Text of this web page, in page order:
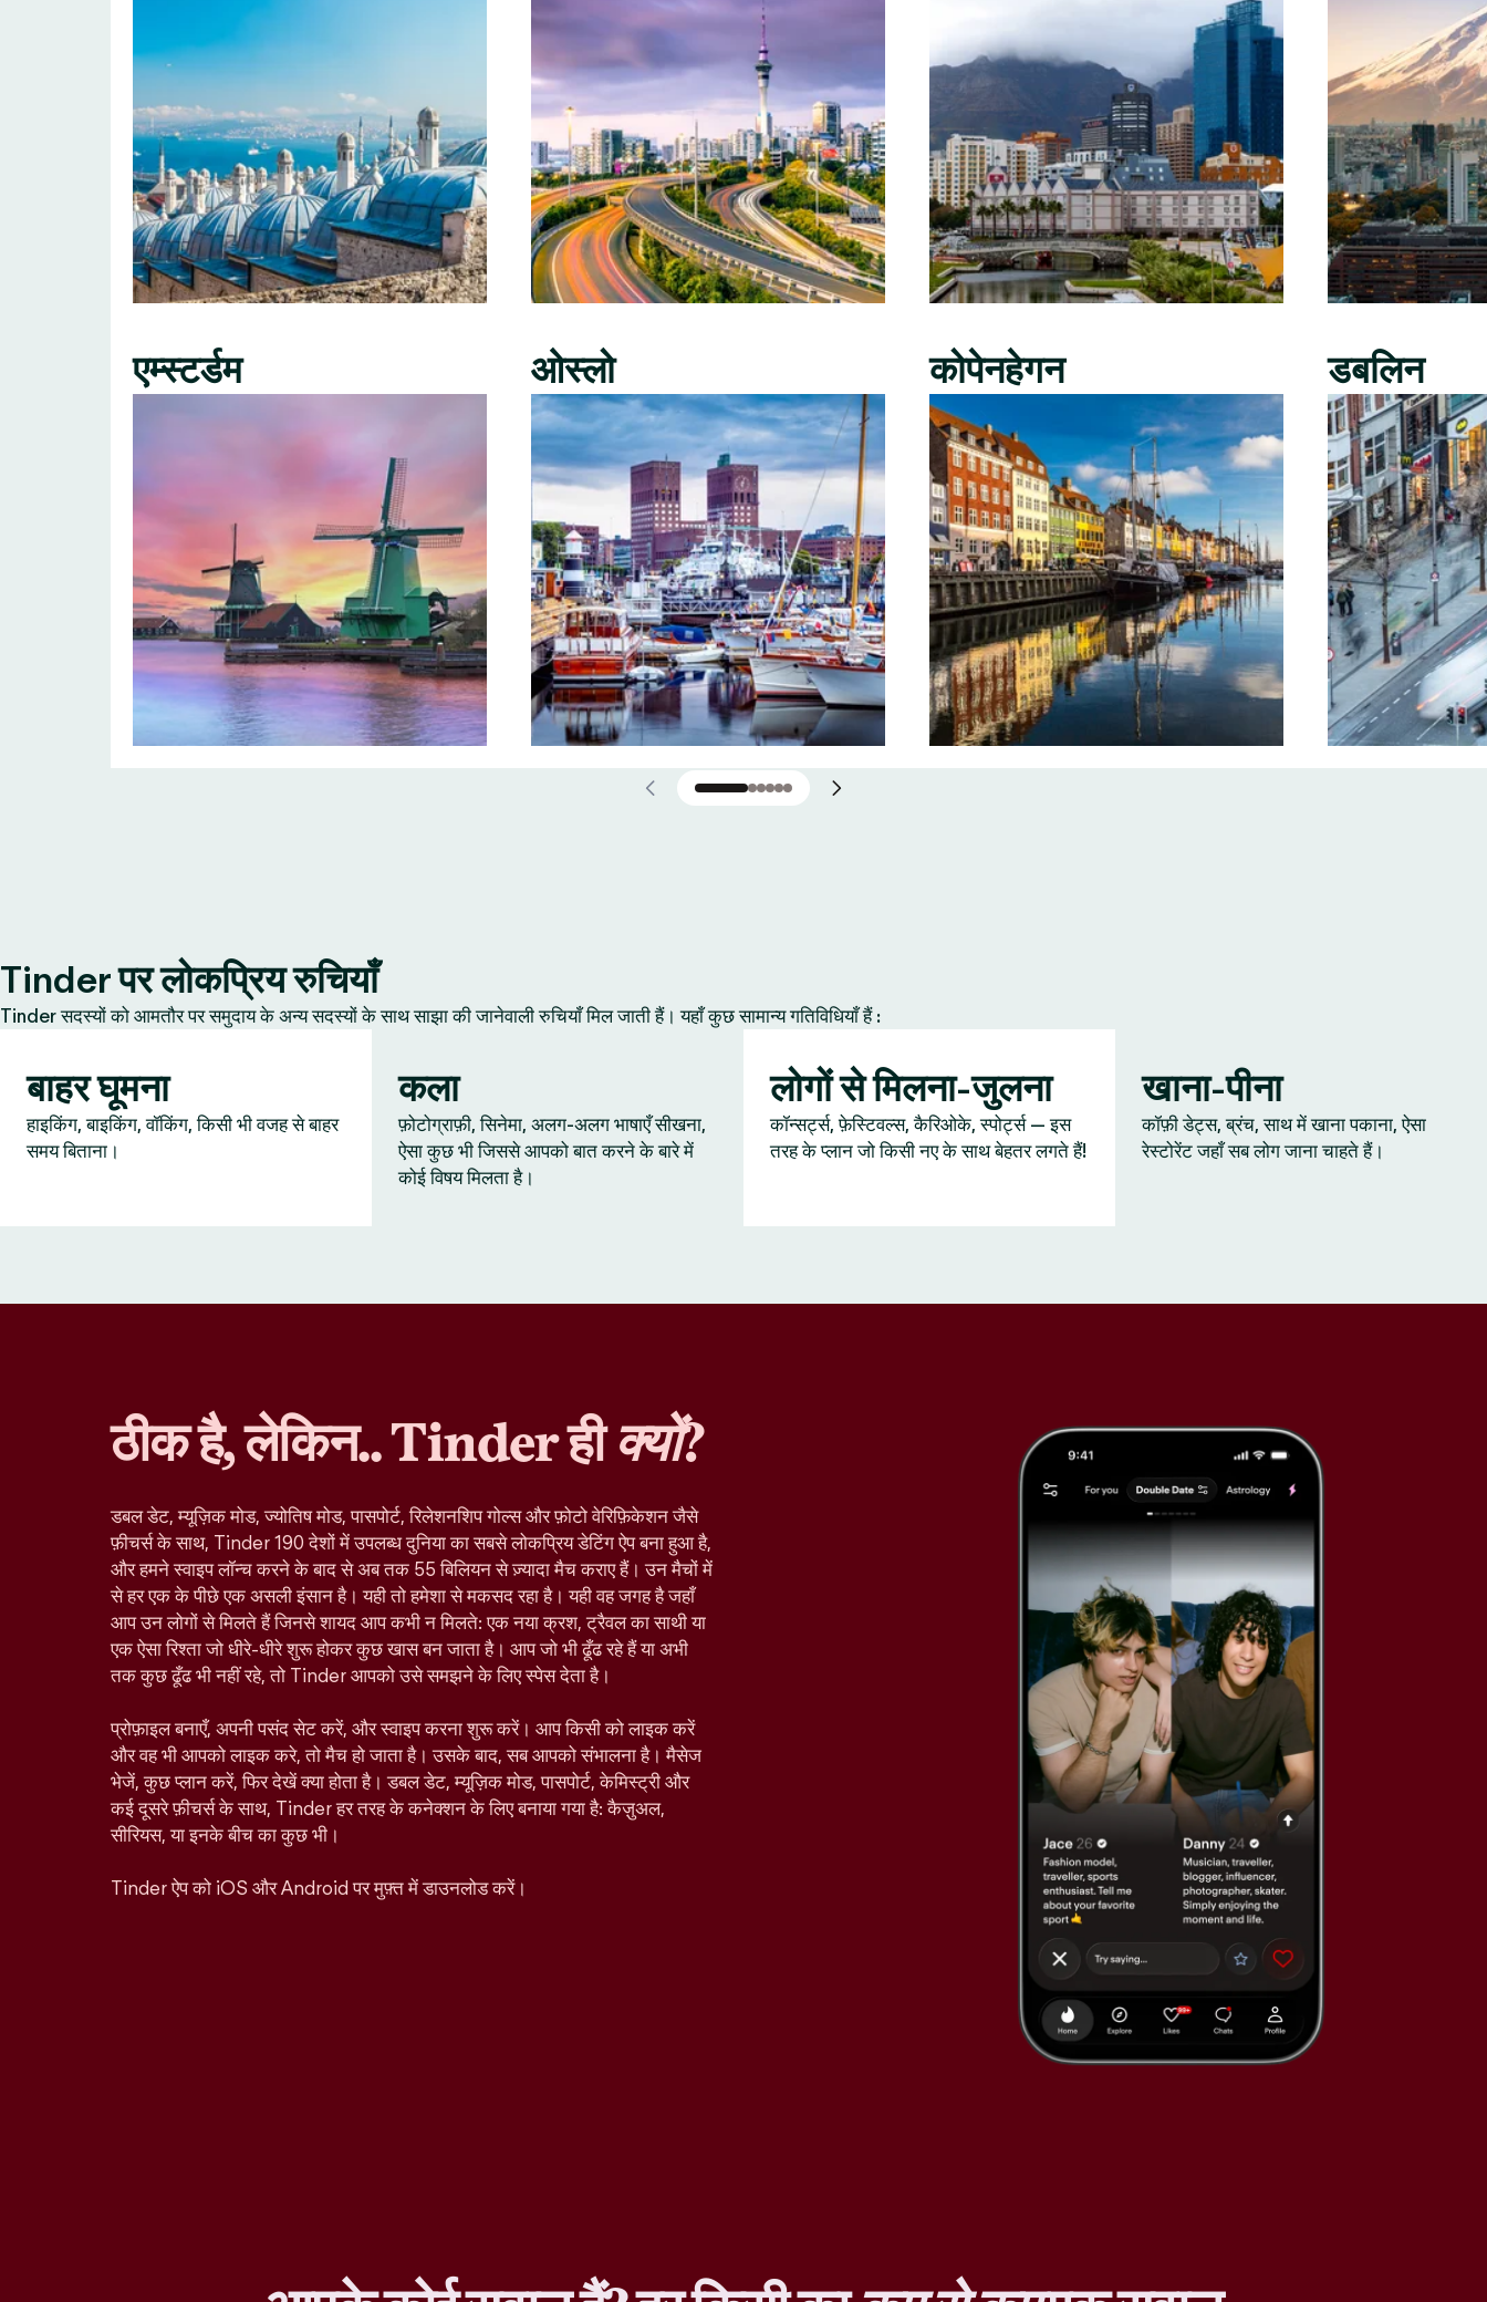
एम्स्टर्डम ओस्लो कोपेनहेगन डबलिन
Tinder पर लोकप्रिय रुचियाँ
Tinder सदस्यों को आमतौर पर समुदाय के अन्य सदस्यों के साथ साझा की जानेवाली रुचियाँ मिल जाती हैं। यहाँ कुछ सामान्य गतिविधियाँ हैं :
बाहर घूमना
हाइकिंग, बाइकिंग, वॉकिंग, किसी भी वजह से बाहर
समय बिताना।
कला
फ़ोटोग्राफ़ी, सिनेमा, अलग-अलग भाषाएँ सीखना,
ऐसा कुछ भी जिससे आपको बात करने के बारे में
कोई विषय मिलता है।
लोगों से मिलना-जुलना
कॉन्सर्ट्स, फ़ेस्टिवल्स, कैरिओके, स्पोर्ट्स — इस
तरह के प्लान जो किसी नए के साथ बेहतर लगते हैं!
खाना-पीना
कॉफ़ी डेट्स, ब्रंच, साथ में खाना पकाना, ऐसा
रेस्टोरेंट जहाँ सब लोग जाना चाहते हैं।
ठीक है, लेकिन.. Tinder हीक्यों?
डबल डेट, म्यूज़िक मोड, ज्योतिष मोड, पासपोर्ट, रिलेशनशिप गोल्स और फ़ोटो वेरिफ़िकेशन जैसे
फ़ीचर्स के साथ, Tinder 190 देशों में उपलब्ध दुनिया का सबसे लोकप्रिय डेटिंग ऐप बना हुआ है,
और हमने स्वाइप लॉन्च करने के बाद से अब तक 55 बिलियन से ज़्यादा मैच कराए हैं। उन मैचों में
से हर एक के पीछे एक असली इंसान है। यही तो हमेशा से मकसद रहा है। यही वह जगह है जहाँ
आप उन लोगों से मिलते हैं जिनसे शायद आप कभी न मिलते: एक नया क्रश, ट्रैवल का साथी या
एक ऐसा रिश्ता जो धीरे-धीरे शुरू होकर कुछ खास बन जाता है। आप जो भी ढूँढ रहे हैं या अभी
तक कुछ ढूँढ भी नहीं रहे, तो Tinder आपको उसे समझने के लिए स्पेस देता है।
प्रोफ़ाइल बनाएँ, अपनी पसंद सेट करें, और स्वाइप करना शुरू करें। आप किसी को लाइक करें
और वह भी आपको लाइक करे, तो मैच हो जाता है। उसके बाद, सब आपको संभालना है। मैसेज
भेजें, कुछ प्लान करें, फिर देखें क्या होता है। डबल डेट, म्यूज़िक मोड, पासपोर्ट, केमिस्ट्री और
कई दूसरे फ़ीचर्स के साथ, Tinder हर तरह के कनेक्शन के लिए बनाया गया है: कैज़ुअल,
सीरियस, या इनके बीच का कुछ भी।
Tinder ऐप को iOS और Android पर मुफ़्त में डाउनलोड करें।